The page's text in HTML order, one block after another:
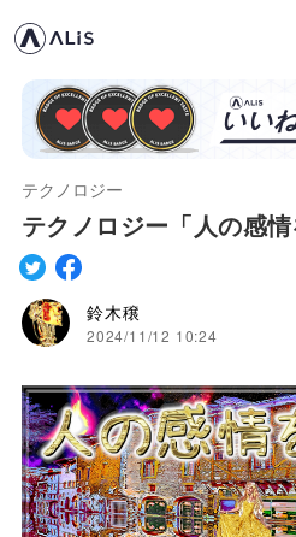
テクノロジー
テクノロジー「人の感情
鈴木穣
2024/11/12 10:24